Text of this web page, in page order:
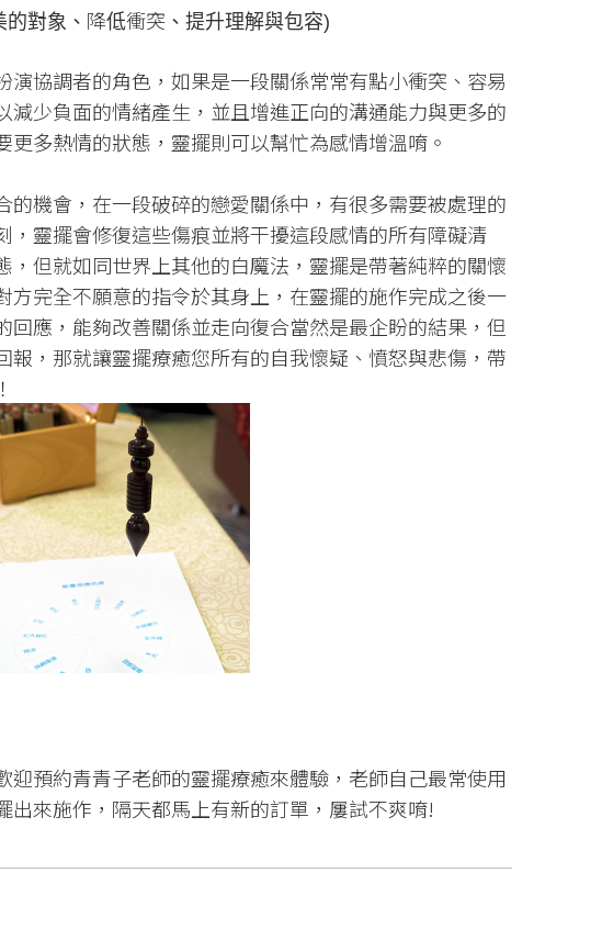
對象、降低衝突、提升理解與包容)
協調者的角色，如果是一段關係常常有點小衝突、容易
少負面的情緒產生，並且增進正向的溝通能力與更多的
多熱情的狀態，靈擺則可以幫忙為感情增溫唷。
機會，在一段破碎的戀愛關係中，有很多需要被處理的
，靈擺會修復這些傷痕並將干擾這段感情的所有障礙清
但就如同世界上其他的白魔法，靈擺是帶著純粹的關懷
完全不願意的指令於其身上，在靈擺的施作完成之後一
回應，能夠改善關係並走向復合當然是最企盼的結果，但
，那就讓靈擺療癒您所有的自我懷疑、憤怒與悲傷，帶
預約青青子老師的靈擺療癒來體驗，老師自己最常使用
來施作，隔天都馬上有新的訂單，屢試不爽唷!